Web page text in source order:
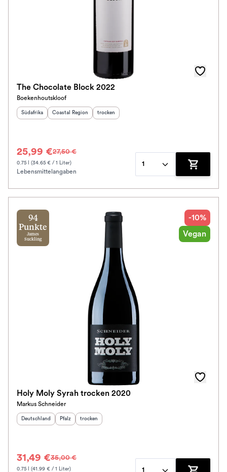
The Chocolate Block 2022
Boekenhoutskloof
Herkunftsland:
Südafrika Herkunftsregion
Coastal Region Geschmack
trocken
25,99 €27,50 €
0.75 l (34.65 € / 1 Liter)
Lebensmittelangaben
1
Zum
94
Punkte
James
Suckling
-10%
Vegan
Holy Moly Syrah trocken 2020
Markus Schneider
Herkunftsland
Deutschland Herkunftsregion
Pfalz Geschmack
trocken
31,49 €35,00 €
0.75 l (41.99 € / 1 Liter)
1